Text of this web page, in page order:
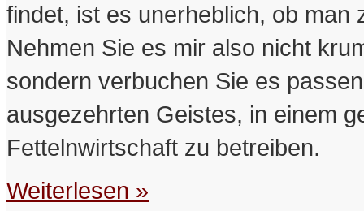
findet, ist es unerheblich, ob
Nehmen Sie es mir also nicht
sondern verbuchen Sie es
ausgezehrten Geistes, in einem
Fettelnwirtschaft zu betreiben.
Weiterlesen »